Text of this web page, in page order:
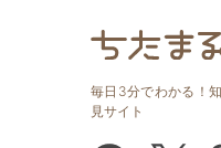
毎日3分でわかる！
見サイト